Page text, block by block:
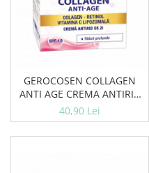
GEROCOSEN COLLAGEN
ANTI AGE CREMA ANTIRID
DE ZI RIDURI PROFUNDE
SPF 10
40,90 Lei